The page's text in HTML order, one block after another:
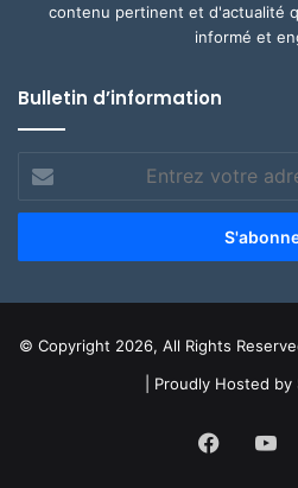
contenu pertinent et d'actualité
informé et
Bulletin d’information
votre
adresse
© Copyright 2026, All Rights
| Proudly Hosted by